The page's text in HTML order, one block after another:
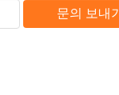
문의 보내기